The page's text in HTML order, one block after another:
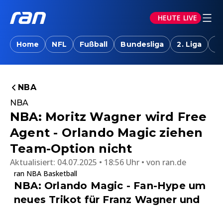
HEUTE LIVE
Home NFL Fußball Bundesliga 2. Liga
NBA
NBA
NBA: Moritz Wagner wird Free
Agent - Orlando Magic ziehen
Team-Option nicht
Aktualisiert: 04.07.2025 • 18:56 Uhr von ran.de
ran NBA Basketball
NBA: Orlando Magic - Fan-Hype um
neues Trikot für Franz Wagner und